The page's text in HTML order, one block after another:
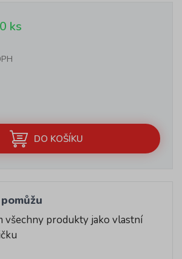
ks
DO KOŠÍKU
všechny produkty jako vlastní